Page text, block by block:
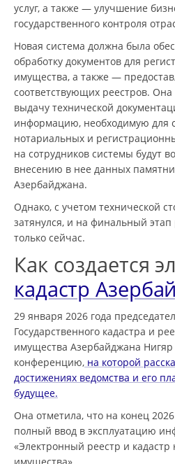
услуг, а также — улучшение
государственного контроля
Новая система должна была
обработку документов для
имущества, а также —
соответствующих реестров. Она
выдачу технической
информацию, необходимую для
нотариальных и
на сотрудников системы будут
внесению в нее данных
Азербайджана.
Однако, с учетом технической
затянулся, и на финальный
только сейчас.
Как создается
кадастр
29 января 2026 года
Государственного кадастра и
имущества Азербайджана
конференцию, на которой
достижениях ведомства и его
будущее.
Она отметила, что на конец
полный ввод в эксплуатацию
«Электронный реестр и